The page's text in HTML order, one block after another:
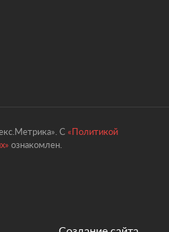
С«Политикой
ознакомлен.